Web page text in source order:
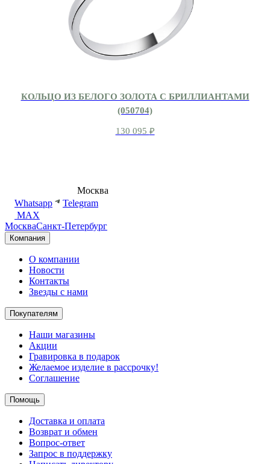
КОЛЬЦО ИЗ БЕЛОГО ЗОЛОТА С БРИЛЛИАНТАМИ
(050704)
130 095 ₽
Москва
Whatsapp
Telegram
MAX
МоскваСанкт-Петербург
Компания
О компании
Новости
Контакты
Звезды с нами
Покупателям
Наши магазины
Акции
Гравировка в подарок
Желаемое изделие в рассрочку!
Соглашение
Помощь
Доставка и оплата
Возврат и обмен
Вопрос-ответ
Запрос в поддержку